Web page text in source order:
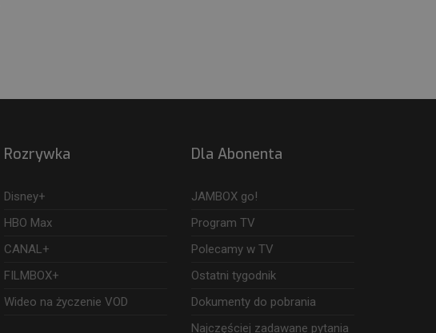
Rozrywka
Disney+
HBO Max
CANAL+
FILMBOX+
Wideo na życzenie VOD
Dla Abonenta
JAMBOX go!
Program TV
Polecamy w TV
Ostatni tygodnik
Dokumenty do pobrania
Najczęściej zadawane pytania